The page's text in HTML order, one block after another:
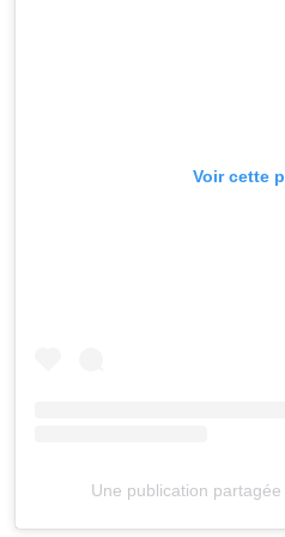
Voir cette
Une publication